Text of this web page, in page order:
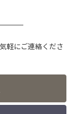
軽にご連絡くださ